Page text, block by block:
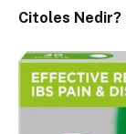
Citoles Nedir?